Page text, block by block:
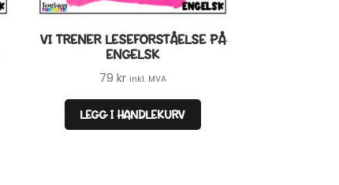
VI TRENER LESEFORSTÅELSE PÅ
ENGELSK
79kr inkl. MVA
LEGG I HANDLEKURV